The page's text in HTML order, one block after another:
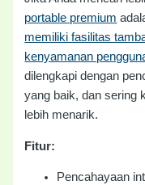
portable premium
memiliki fasilitas
kenyamanan
dilengkapi dengan
yang baik, dan sering
lebih menarik.
Fitur:
Pencahayaan